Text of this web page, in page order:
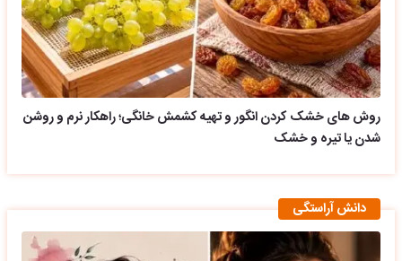
روش های خشک کردن انگور و تهیه کشمش خانگی؛ راهکار نرم و روشن
شدن یا تیره و خشک
دانش آراستگی